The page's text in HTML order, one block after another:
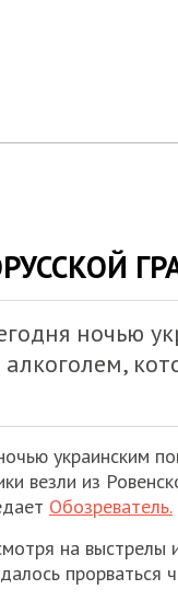
ночью
украинским
везли из
Обозреватель.
на выстрелы
прорваться